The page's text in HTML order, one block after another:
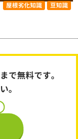
屋根劣化知識 豆知識
で無料です。
。